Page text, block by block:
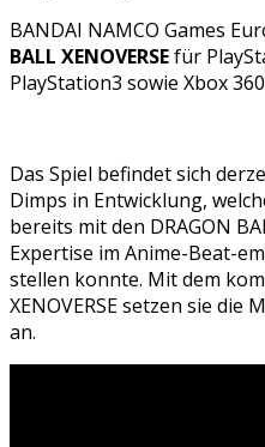
BANDAI NAMCO Games
BALL XENOVERSEfür
PlayStation3 sowie Xbox
Das Spiel befindet sich
Dimps in Entwicklung,
bereits mit den DRAGON
Expertise im Anime-Beat-
stellen konnte. Mit dem
XENOVERSE setzen sie
an.